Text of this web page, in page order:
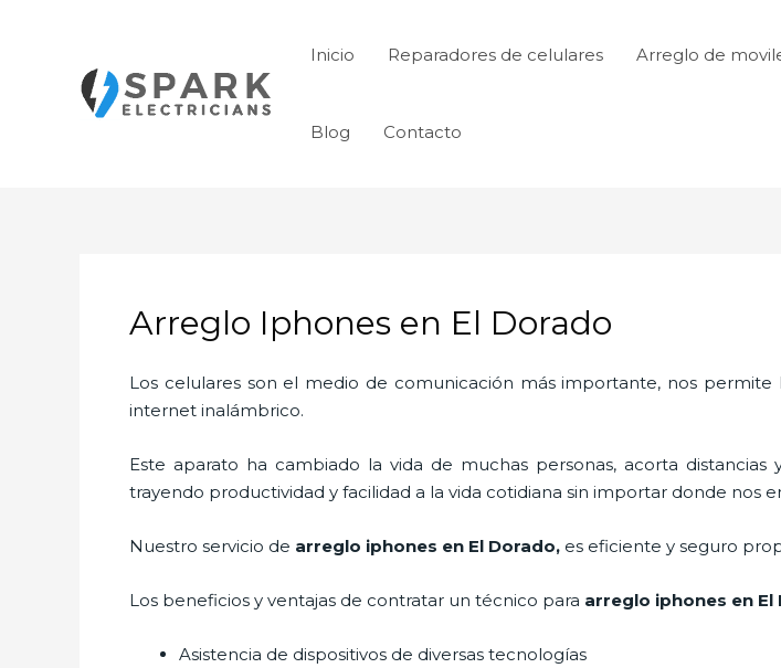
Inicio Reparadores de celulares Arreglo de
Blog Contacto
Arreglo Iphones en El Dorado
Los celulares son el medio de comunicación más importante, nos
internet inalámbrico.
Este aparato ha cambiado la vida de muchas personas, acorta
trayendo productividad y facilidad a la vida cotidiana sin importar donde nos
Nuestro servicio de arreglo iphones en El Dorado, es eficiente y seguro
Los beneficios y ventajas de contratar un técnico para arreglo iphones en El
Asistencia de dispositivos de diversas tecnologías